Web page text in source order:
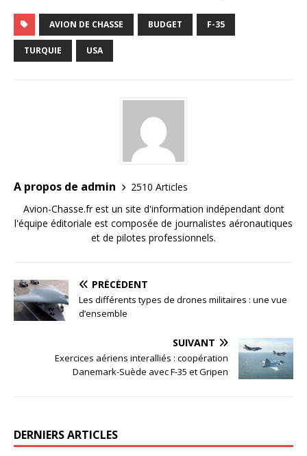
AVION DE CHASSE BUDGET F-35
TURQUIE USA
A propos de admin
2510 Articles
Avion-Chasse.fr est un site d'information indépendant dont
l'équipe éditoriale est composée de journalistes aéronautiques
et de pilotes professionnels.
PRÉCÉDENT
Les différents types de drones militaires : une vue
d’ensemble
SUIVANT
Exercices aériens interalliés : coopération
Danemark-Suède avec F-35 et Gripen
DERNIERS ARTICLES